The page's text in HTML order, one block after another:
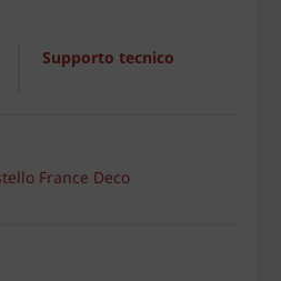
Supporto tecnico
France Deco